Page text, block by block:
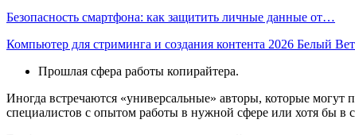
Безопасность смартфона: как защитить личные данные от…
Компьютер для стриминга и создания контента 2026 Белый
Прошлая сфера работы копирайтера.
Иногда встречаются «универсальные» авторы, которые
специалистов с опытом работы в нужной сфере или хотя бы в